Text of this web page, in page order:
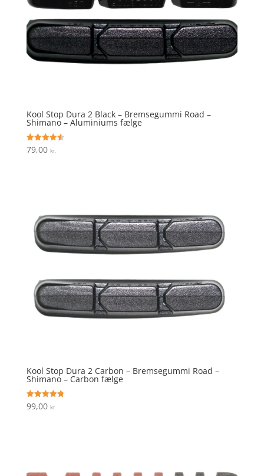
Kool Stop Dura 2 Black – Bremsegummi Road –
Shimano – Aluminiums fælge
Vurderet
4.5
79,00 kr.
Kool Stop Dura 2 Carbon – Bremsegummi Road –
Shimano – Carbon fælge
Vurderet
4.8
99,00 kr.